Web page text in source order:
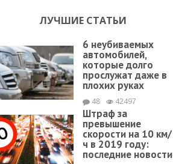
ЛУЧШИЕ СТАТЬИ
6 неубиваемых
автомобилей,
которые долго
прослужат даже в
плохих руках
48 42497
Штраф за
превышение
скорости на 10 км/
ч в 2019 году:
последние новости